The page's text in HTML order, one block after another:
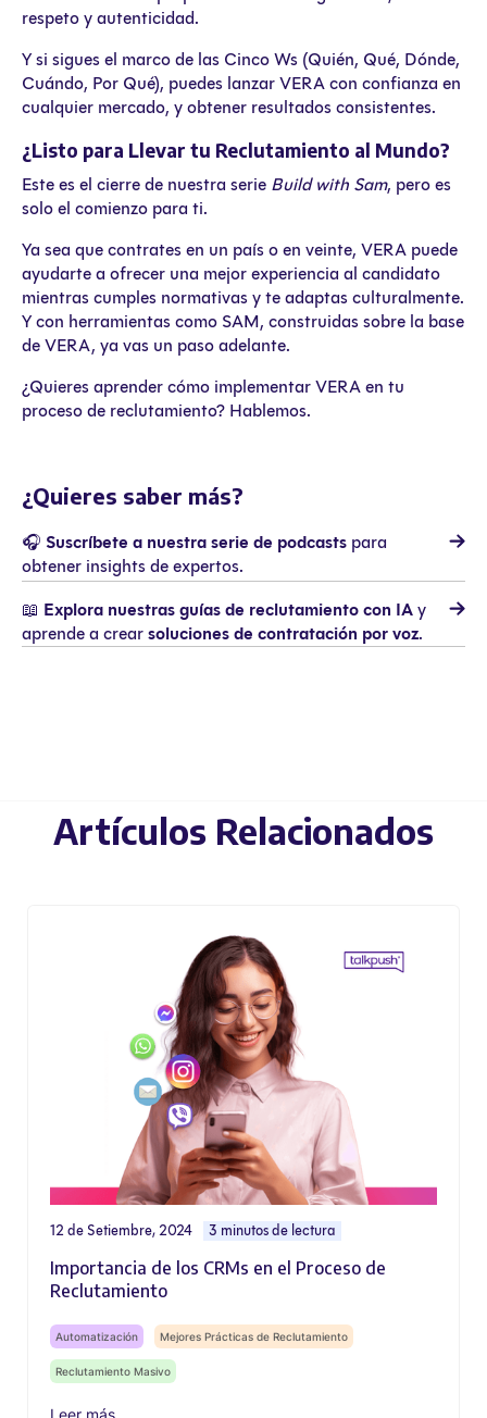
respeto y autenticidad.
Y si sigues el marco de las Cinco Ws (Quién, Qué, Dónde,
Cuándo, Por Qué), puedes lanzar VERA con confianza en
cualquier mercado, y obtener resultados consistentes.
¿Listo para Llevar tu Reclutamiento al Mundo?
Este es el cierre de nuestra serie Build with Sam, pero es
solo el comienzo para ti.
Ya sea que contrates en un país o en veinte, VERA puede
ayudarte a ofrecer una mejor experiencia al candidato
mientras cumples normativas y te adaptas culturalmente.
Y con herramientas como SAM, construidas sobre la base
de VERA, ya vas un paso adelante.
¿Quieres aprender cómo implementar VERA en tu
proceso de reclutamiento? Hablemos.
¿Quieres saber más?
🎧 Suscríbete a nuestra serie de podcasts para
obtener insights de expertos.
📖 Explora nuestras guías de reclutamiento con IA y
aprende a crear soluciones de contratación por voz.
Artículos Relacionados
12 de Setiembre, 2024 3 minutos de lectura
Importancia de los CRMs en el Proceso de
Reclutamiento
Automatización Mejores Prácticas de Reclutamiento
Reclutamiento Masivo
Leer más